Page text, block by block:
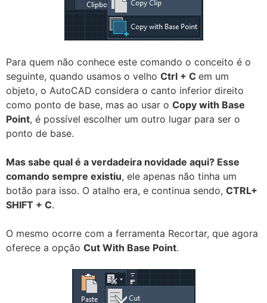
Para quem não conhece este comando o conceito é o
seguinte, quando usamos o velho Ctrl + C em um
objeto, o AutoCAD considera o canto inferior direito
como ponto de base, mas ao usar o Copy with Base
Point, é possível escolher um outro lugar para ser o
ponto de base.
Mas sabe qual é a verdadeira novidade aqui? Esse
comando sempre existiu, ele apenas não tinha um
botão para isso. O atalho era, e continua sendo, CTRL+
SHIFT + C.
O mesmo ocorre com a ferramenta Recortar, que agora
oferece a opção Cut With Base Point.